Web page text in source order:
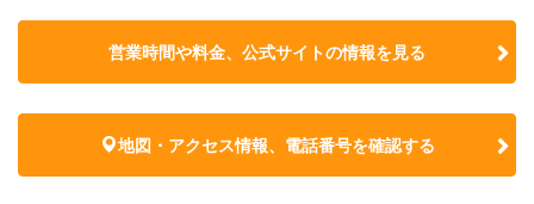
営業時間や料金、公式サイトの情報を見る
地図・アクセス情報、電話番号を確認する